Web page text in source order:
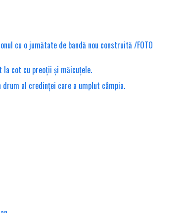
cu o jumătate de bandă nou construită /FOTO
la cot cu preoții și măicuțele.
al credinței care a umplut câmpia.